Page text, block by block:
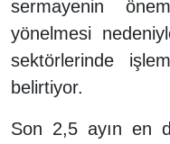
sermayenin
yönelmesi
sektörlerinde
belirtiyor.
Son 2,5 ayın en